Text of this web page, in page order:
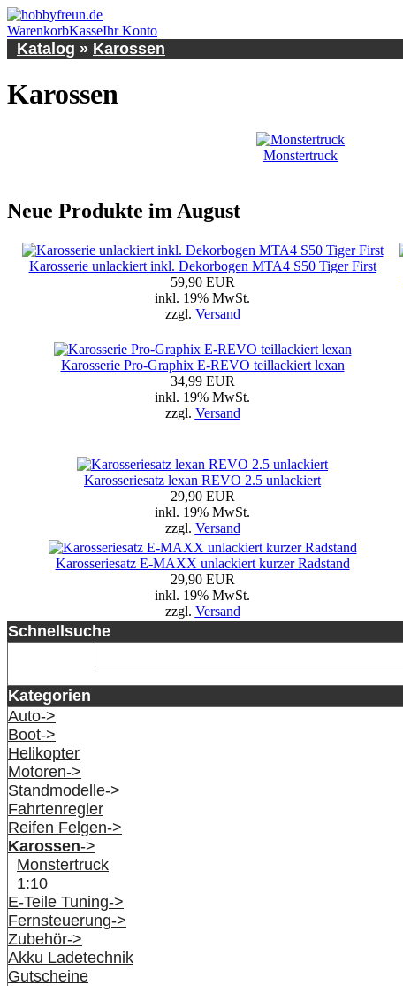
WarenkorbKasseIhr Konto
Katalog » Karossen
Karossen
Monstertruck
Neue Produkte im August
Karosserie unlackiert inkl. Dekorbogen MTA4 S50 Tiger First
59,90 EUR
inkl. 19% MwSt.
zzgl. Versand
Karosserie Pro-Graphix E-REVO teillackiert lexan
34,99 EUR
inkl. 19% MwSt.
zzgl. Versand
Karosseriesatz lexan REVO 2.5 unlackiert
29,90 EUR
inkl. 19% MwSt.
zzgl. Versand
Karosseriesatz E-MAXX unlackiert kurzer Radstand
29,90 EUR
inkl. 19% MwSt.
zzgl. Versand
Schnellsuche
Kategorien
Auto->
Boot->
Helikopter
Motoren->
Standmodelle->
Fahrtenregler
Reifen Felgen->
Karossen->
Monstertruck
1:10
E-Teile Tuning->
Fernsteuerung->
Zubehör->
Akku Ladetechnik
Gutscheine